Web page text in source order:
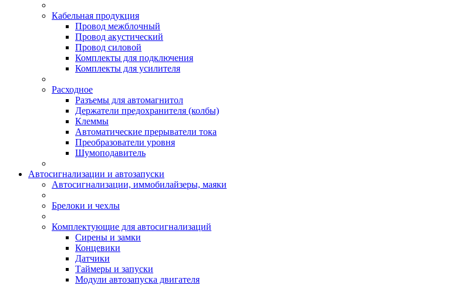
Кабельная продукция
Провод межблочный
Провод акустический
Провод силовой
Комплекты для подключения
Комплекты для усилителя
Расходное
Разъемы для автомагнитол
Держатели предохранителя (колбы)
Клеммы
Автоматические прерыватели тока
Преобразователи уровня
Шумоподавитель
Автосигнализации и автозапуски
Автосигнализации, иммобилайзеры, маяки
Брелоки и чехлы
Комплектующие для автосигнализаций
Сирены и замки
Концевики
Датчики
Таймеры и запуски
Модули автозапуска двигателя